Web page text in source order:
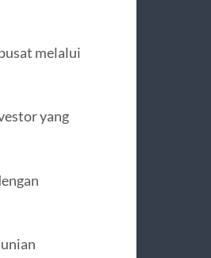
melalui
yang